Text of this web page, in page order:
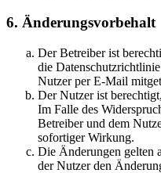
6. Änderungsvorbehalt
Der Betreiber ist
die
Nutzer per E-Mail
Der Nutzer ist
Im Falle des
Betreiber und dem
sofortiger Wirkung.
Die Änderungen gelten
der Nutzer den